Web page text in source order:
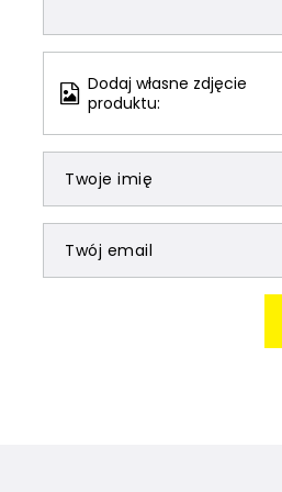
Dodaj własne zdjęcie
produktu:
Twoje imię
Twój email